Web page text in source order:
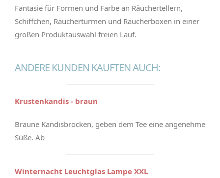
Fantasie für Formen und Farbe an Räuchertellern,
Schiffchen, Räuchertürmen und Räucherboxen in einer
großen Produktauswahl freien Lauf.
ANDERE KUNDEN KAUFTEN AUCH:
Krustenkandis - braun
Braune Kandisbrocken, geben dem Tee eine angenehme
Süße. Ab
Winternacht Leuchtglas Lampe XXL